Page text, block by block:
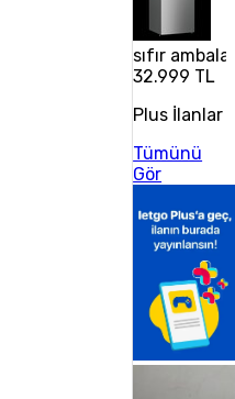
sıfır
32.999 TL
Plus İlanlar
Tümünü
Gör